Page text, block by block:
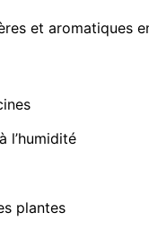
et aromatiques
l’humidité
plantes